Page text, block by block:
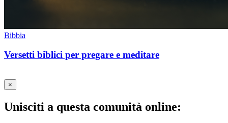
Bibbia
Versetti biblici per pregare e meditare
×
Unisciti a questa comunità online: